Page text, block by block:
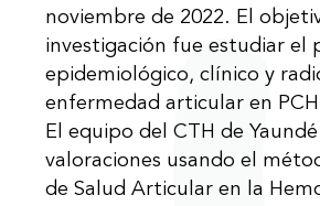
noviembre de 2022. El
investigación fue estudiar el
epidemiológico, clínico y
enfermedad articular en
El equipo del CTH de
valoraciones usando el
de Salud Articular en la